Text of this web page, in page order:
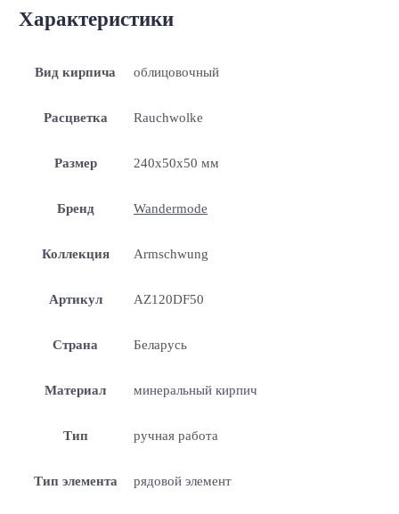
Характеристики
Вид кирпича облицовочный
Расцветка Rauchwolke
Размер 240x50x50 мм
Бренд Wandermode
Коллекция Armschwung
Артикул AZ120DF50
Страна Беларусь
Материал минеральный кирпич
Тип ручная работа
Тип элемента рядовой элемент